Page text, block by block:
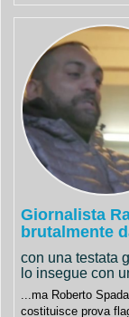
Giornalista
brutalmente
con una testata
lo insegue con
...ma Roberto
costituisce prova